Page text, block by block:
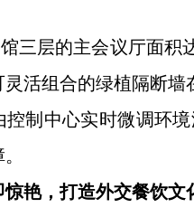
三层的主会议厅面积
灵活组合的绿植隔断
控制中心实时微调环
惊艳，打造外交餐饮文